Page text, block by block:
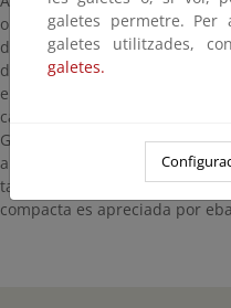
olor a limón. Florece de junio
de color azul-negruzco.
diosa Venus, al verse
el mundo árabe fue muy
cabe destacar el Patio de
Granada. En medicina
antiséptico, desodorante y
también se ha utilizado
compacta es apreciada por
galetes permetre. Per
galetes utilitzades,
galetes.